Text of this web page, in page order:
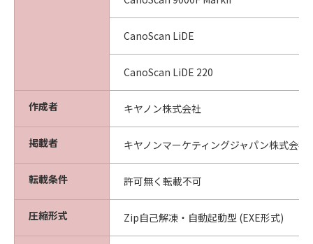
CanoScan LiDE
CanoScan LiDE 220
作成者 キヤノン株式会社
掲載者 キヤノンマーケティングジャパン株式会社
転載条件 許可無く転載不可
圧縮形式 Zip自己解凍・自動起動型 (EXE形式)